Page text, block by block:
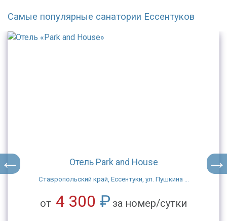
Самые популярные санатории Ессентуков
Отель Park and House
Ставропольский край, Ессентуки, ул. Пушкина ...
от 4 300 ₽ за номер/сутки